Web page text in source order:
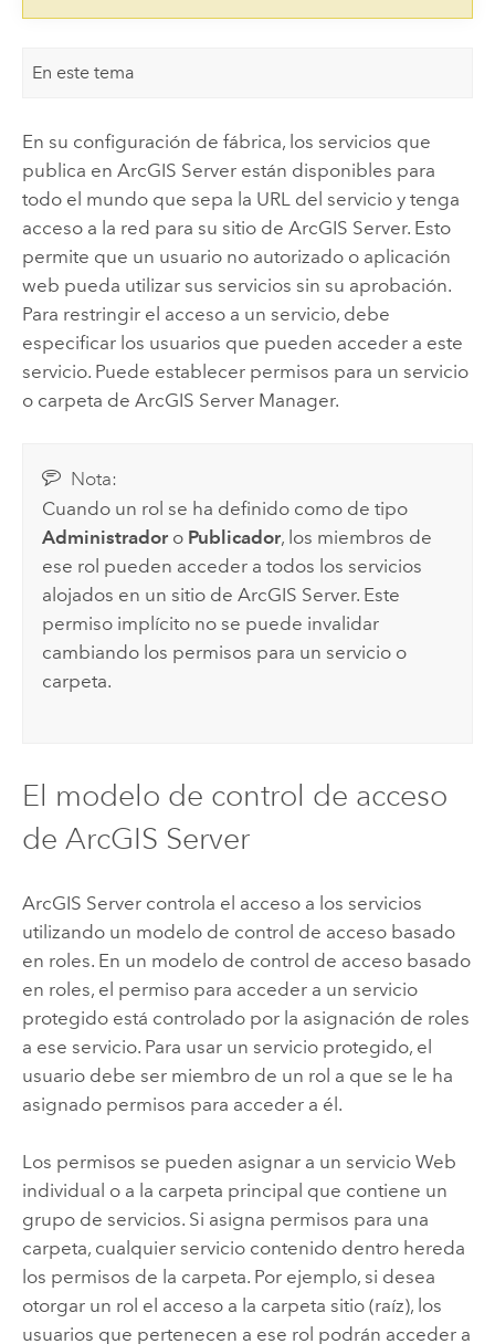
En este tema
En su configuración de fábrica, los servicios que
publica en ArcGIS Serverestán disponibles para
todo el mundo que sepa la URL del servicio y tenga
acceso a la red para su sitio de ArcGIS Server. Esto
permite que un usuario no autorizado o aplicación
web pueda utilizar sus servicios sin su aprobación.
Para restringir el acceso a un servicio, debe
especificar los usuarios que pueden acceder a este
servicio. Puede establecer permisos para un servicio
o carpeta de ArcGIS ServerManager.
Nota:
Cuando un rol se ha definido como de tipo
Administrador o Publicador, los miembros de
ese rol pueden acceder a todos los servicios
alojados en un sitio deArcGIS Server. Este
permiso implícito no se puede invalidar
cambiando los permisos para un servicio o
carpeta.
El modelo de control de acceso
de ArcGIS Server
ArcGIS Servercontrola el acceso a los servicios
utilizando un modelo de control de acceso basado
en roles. En un modelo de control de acceso basado
en roles, el permiso para acceder a un servicio
protegido está controlado por la asignación de roles
a ese servicio. Para usar un servicio protegido, el
usuario debe ser miembro de un rol a que se le ha
asignado permisos para acceder a él.
Los permisos se pueden asignar a un servicio Web
individual o a la carpeta principal que contiene un
grupo de servicios. Si asigna permisos para una
carpeta, cualquier servicio contenido dentro hereda
los permisos de la carpeta. Por ejemplo, si desea
otorgar un rol el acceso a la carpeta sitio (raíz), los
usuarios que pertenecen a ese rol podrán acceder a